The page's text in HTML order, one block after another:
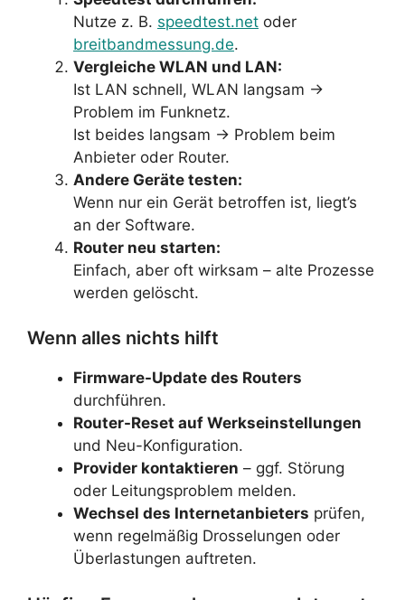
Nutze z. B. speedtest.net oder
breitbandmessung.de.
Vergleiche WLAN und LAN:
Ist LAN schnell, WLAN langsam →
Problem im Funknetz.
Ist beides langsam → Problem beim
Anbieter oder Router.
Andere Geräte testen:
Wenn nur ein Gerät betroffen ist, liegt’s
an der Software.
Router neu starten:
Einfach, aber oft wirksam – alte Prozesse
werden gelöscht.
Wenn alles nichts hilft
Firmware-Update des Routers
durchführen.
Router-Reset auf Werkseinstellungen
und Neu-Konfiguration.
Provider kontaktieren – ggf. Störung
oder Leitungsproblem melden.
Wechsel des Internetanbieters prüfen,
wenn regelmäßig Drosselungen oder
Überlastungen auftreten.